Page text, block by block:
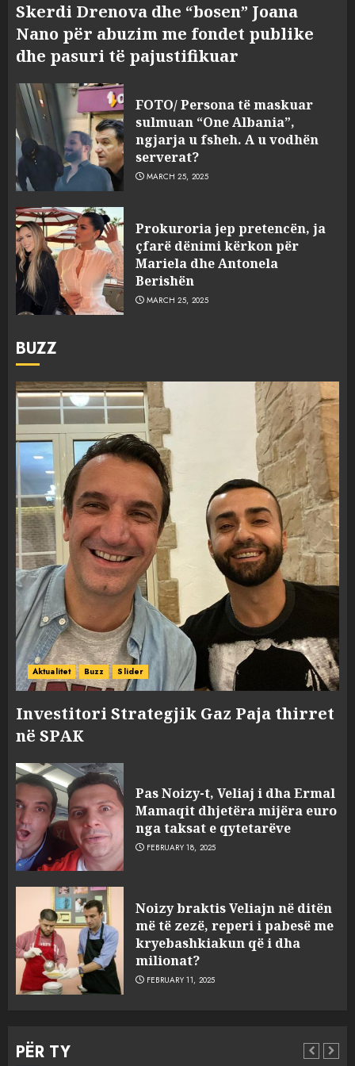
Skerdi Drenova dhe “bosen” Joana
Nano për abuzim me fondet publike
dhe pasuri të pajustifikuar
FOTO/ Persona të maskuar
sulmuan “One Albania”,
ngjarja u fsheh. A u vodhën
serverat?
MARCH 25, 2025
Prokuroria jep pretencën, ja
çfarë dënimi kërkon për
Mariela dhe Antonela
Berishën
MARCH 25, 2025
BUZZ
Aktualitet Buzz Slider
Investitori Strategjik Gaz Paja thirret
në SPAK
Pas Noizy-t, Veliaj i dha Ermal
Mamaqit dhjetëra mijëra euro
nga taksat e qytetarëve
FEBRUARY 18, 2025
Noizy braktis Veliajn në ditën
më të zezë, reperi i pabesë me
kryebashkiakun që i dha
milionat?
FEBRUARY 11, 2025
PËR TY
3
sulmuan “One Albania”,
ngjarja u fsheh. A u vodhën
serverat?
MARCH 25, 2025
4
Prokuroria jep pretencën, ja
çfarë dënimi kërkon për
Mariela dhe Antonela
Berishën
MARCH 25, 2025